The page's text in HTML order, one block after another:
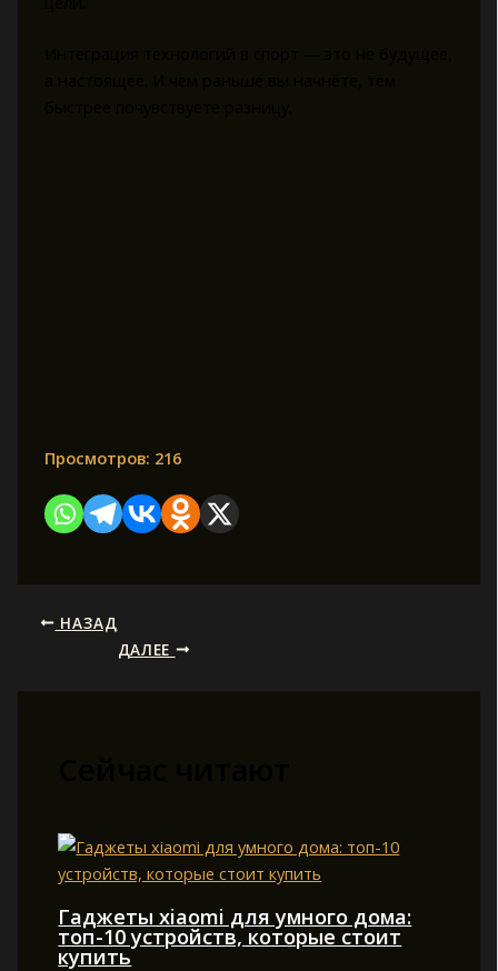
Просмотров: 216
НАЗАД
ДАЛЕЕ
Гаджеты xiaomi для умного дома:
топ-10 устройств, которые стоит
купить